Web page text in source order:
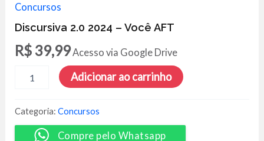
Concursos
Discursiva 2.0 2024 – Você AFT
R$ 39,99Acesso via Google Drive
-
Você
AFT
Adicionar ao carrinho
Categoria:Concursos
Compre pelo Whatsapp